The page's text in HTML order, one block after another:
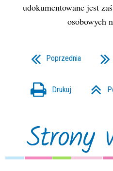
udokumentowane jest
osobowych
Poprzednia
Drukuj
Strony